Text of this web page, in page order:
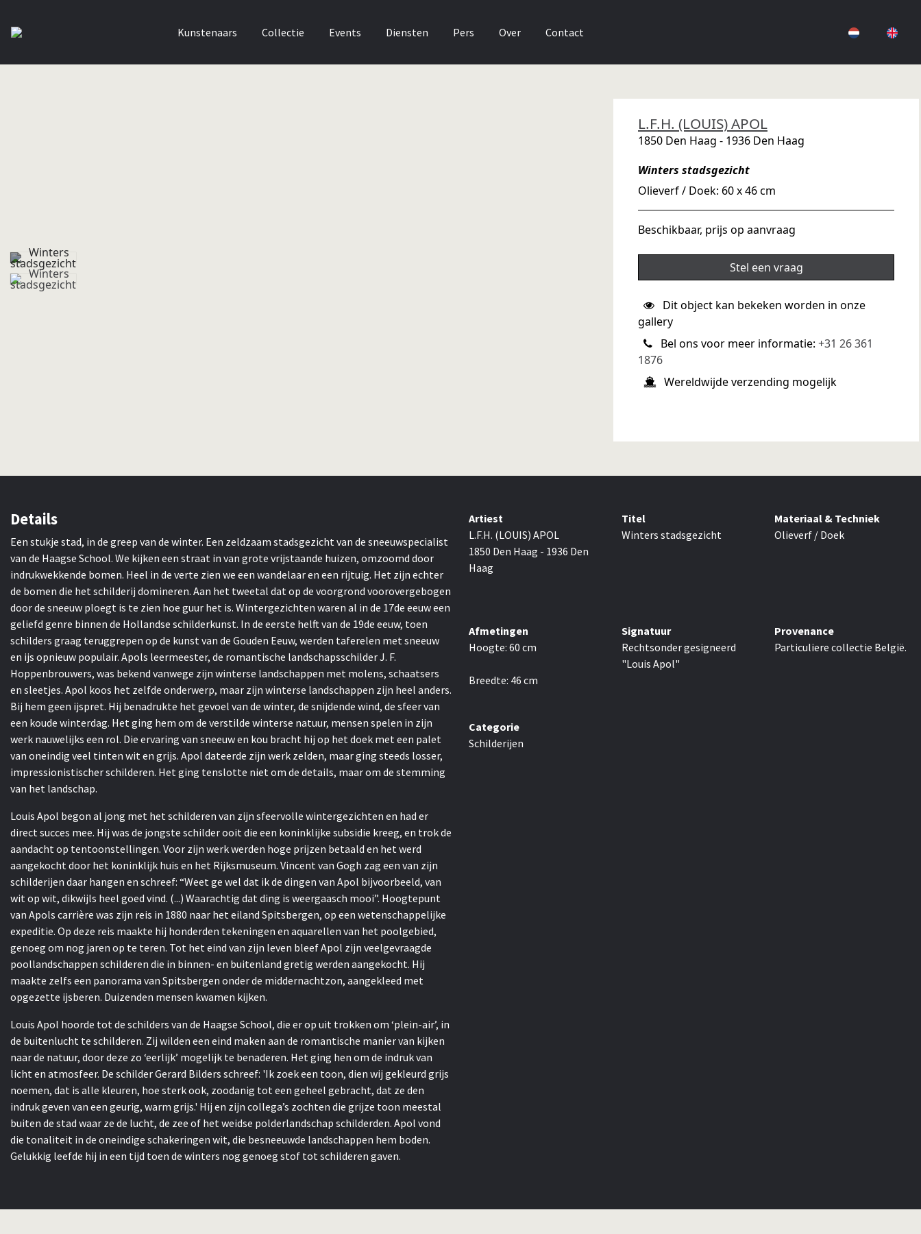
Kunstenaars Collectie Events Diensten Pers Over Contact
L.F.H. (LOUIS) APOL
1850 Den Haag - 1936 Den Haag
Winters stadsgezicht
Olieverf / Doek: 60 x 46 cm
Beschikbaar, prijs op aanvraag
Stel een vraag
Dit object kan bekeken worden in onze
gallery
Bel ons voor meer informatie: +31 26 361
1876
Wereldwijde verzending mogelijk
Details
Een stukje stad, in de greep van de winter. Een zeldzaam stadsgezicht van de sneeuwspecialist
van de Haagse School. We kijken een straat in van grote vrijstaande huizen, omzoomd door
indrukwekkende bomen. Heel in de verte zien we een wandelaar en een rijtuig. Het zijn echter
de bomen die het schilderij domineren. Aan het tweetal dat op de voorgrond voorovergebogen
door de sneeuw ploegt is te zien hoe guur het is. Wintergezichten waren al in de 17de eeuw een
geliefd genre binnen de Hollandse schilderkunst. In de eerste helft van de 19de eeuw, toen
schilders graag teruggrepen op de kunst van de Gouden Eeuw, werden taferelen met sneeuw
en ijs opnieuw populair. Apols leermeester, de romantische landschapsschilder J. F.
Hoppenbrouwers, was bekend vanwege zijn winterse landschappen met molens, schaatsers
en sleetjes. Apol koos het zelfde onderwerp, maar zijn winterse landschappen zijn heel anders.
Bij hem geen ijspret. Hij benadrukte het gevoel van de winter, de snijdende wind, de sfeer van
een koude winterdag. Het ging hem om de verstilde winterse natuur, mensen spelen in zijn
werk nauwelijks een rol. Die ervaring van sneeuw en kou bracht hij op het doek met een palet
van oneindig veel tinten wit en grijs. Apol dateerde zijn werk zelden, maar ging steeds losser,
impressionistischer schilderen. Het ging tenslotte niet om de details, maar om de stemming
van het landschap.
Louis Apol begon al jong met het schilderen van zijn sfeervolle wintergezichten en had er
direct succes mee. Hij was de jongste schilder ooit die een koninklijke subsidie kreeg, en trok de
aandacht op tentoonstellingen. Voor zijn werk werden hoge prijzen betaald en het werd
aangekocht door het koninklijk huis en het Rijksmuseum. Vincent van Gogh zag een van zijn
schilderijen daar hangen en schreef: “Weet ge wel dat ik de dingen van Apol bijvoorbeeld, van
wit op wit, dikwijls heel goed vind. (...) Waarachtig dat ding is weergaasch mooi”. Hoogtepunt
van Apols carrière was zijn reis in 1880 naar het eiland Spitsbergen, op een wetenschappelijke
expeditie. Op deze reis maakte hij honderden tekeningen en aquarellen van het poolgebied,
genoeg om nog jaren op te teren. Tot het eind van zijn leven bleef Apol zijn veelgevraagde
poollandschappen schilderen die in binnen- en buitenland gretig werden aangekocht. Hij
maakte zelfs een panorama van Spitsbergen onder de middernachtzon, aangekleed met
opgezette ijsberen. Duizenden mensen kwamen kijken.
Louis Apol hoorde tot de schilders van de Haagse School, die er op uit trokken om ‘plein-air’, in
de buitenlucht te schilderen. Zij wilden een eind maken aan de romantische manier van kijken
naar de natuur, door deze zo ‘eerlijk’ mogelijk te benaderen. Het ging hen om de indruk van
licht en atmosfeer. De schilder Gerard Bilders schreef: 'Ik zoek een toon, dien wij gekleurd grijs
noemen, dat is alle kleuren, hoe sterk ook, zoodanig tot een geheel gebracht, dat ze den
indruk geven van een geurig, warm grijs.' Hij en zijn collega’s zochten die grijze toon meestal
buiten de stad waar ze de lucht, de zee of het weidse polderlandschap schilderden. Apol vond
die tonaliteit in de oneindige schakeringen wit, die besneeuwde landschappen hem boden.
Gelukkig leefde hij in een tijd toen de winters nog genoeg stof tot schilderen gaven.
Artiest
L.F.H. (LOUIS) APOL
1850 Den Haag - 1936 Den
Haag
Titel
Winters stadsgezicht
Materiaal & Techniek
Olieverf / Doek
Afmetingen
Hoogte: 60 cm
Breedte: 46 cm
Signatuur
Rechtsonder gesigneerd
"Louis Apol"
Provenance
Particuliere collectie België.
Categorie
Schilderijen